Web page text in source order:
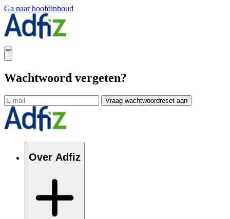
Ga naar hoofdinhoud
Wachtwoord vergeten?
Vraag wachtwoordreset aan
Over Adfiz